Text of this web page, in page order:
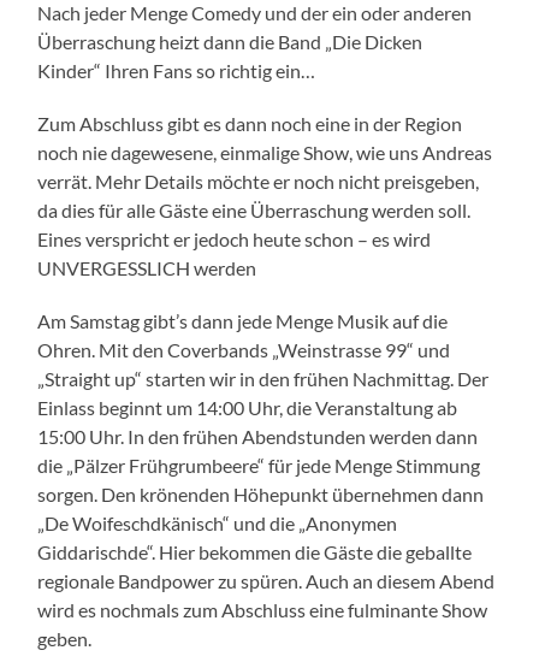
Nach jeder Menge Comedy und der ein oder anderen
Überraschung heizt dann die Band „Die Dicken
Kinder“ Ihren Fans so richtig ein…
Zum Abschluss gibt es dann noch eine in der Region
noch nie dagewesene, einmalige Show, wie uns Andreas
verrät. Mehr Details möchte er noch nicht preisgeben,
da dies für alle Gäste eine Überraschung werden soll.
Eines verspricht er jedoch heute schon – es wird
UNVERGESSLICH werden
Am Samstag gibt’s dann jede Menge Musik auf die
Ohren. Mit den Coverbands „Weinstrasse 99“ und
„Straight up“ starten wir in den frühen Nachmittag. Der
Einlass beginnt um 14:00 Uhr, die Veranstaltung ab
15:00 Uhr. In den frühen Abendstunden werden dann
die „Pälzer Frühgrumbeere“ für jede Menge Stimmung
sorgen. Den krönenden Höhepunkt übernehmen dann
„De Woifeschdkänisch“ und die „Anonymen
Giddarischde“. Hier bekommen die Gäste die geballte
regionale Bandpower zu spüren. Auch an diesem Abend
wird es nochmals zum Abschluss eine fulminante Show
geben.